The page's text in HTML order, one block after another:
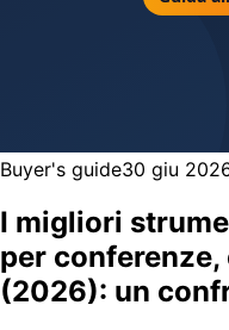
Buyer's guide30 giu
I migliori
per
(2026): un